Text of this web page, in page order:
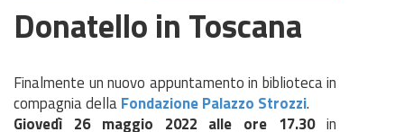
Donatello in Toscana
Finalmente un nuovo appuntamento in biblioteca in
compagnia dellaFondazione Palazzo Strozzi.
Giovedì 26 maggio 2022 alle ore 17.30in